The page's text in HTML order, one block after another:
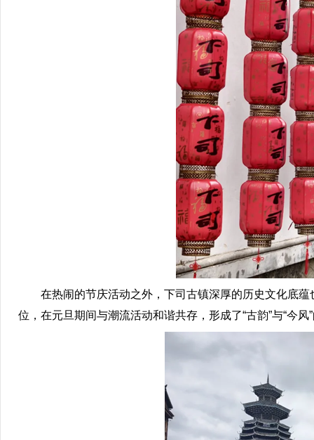
在热闹的节庆活动之外，下司古镇深厚的历史文化底蕴
位，在元旦期间与潮流活动和谐共存，形成了“古韵”与“今风